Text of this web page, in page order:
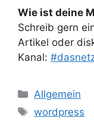
Wie ist deine
Schreib gern
Artikel oder
Kanal:
Kategorien
Allgemein
Schlagwörter
wordpress